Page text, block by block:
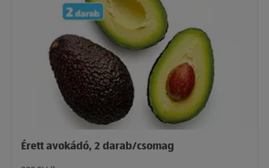
Érett avokádó, 2 darab/csomag